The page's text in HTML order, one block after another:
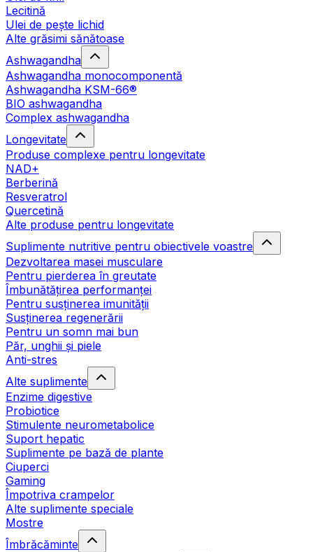
Lecitină
Ulei de pește lichid
Alte grăsimi sănătoase
Ashwagandha
Ashwagandha monocomponentă
Ashwagandha KSM-66®
BIO ashwagandha
Complex ashwagandha
Longevitate
Produse complexe pentru longevitate
NAD+
Berberină
Resveratrol
Quercetină
Alte produse pentru longevitate
Suplimente nutritive pentru obiectivele voastre
Dezvoltarea masei musculare
Pentru pierderea în greutate
Îmbunătățirea performanței
Pentru susținerea imunității
Susținerea regenerării
Pentru un somn mai bun
Păr, unghii și piele
Anti-stres
Alte suplimente
Enzime digestive
Probiotice
Stimulente neurometabolice
Suport hepatic
Suplimente pe bază de plante
Ciuperci
Gaming
Împotriva crampelor
Alte suplimente speciale
Mostre
Îmbrăcăminte